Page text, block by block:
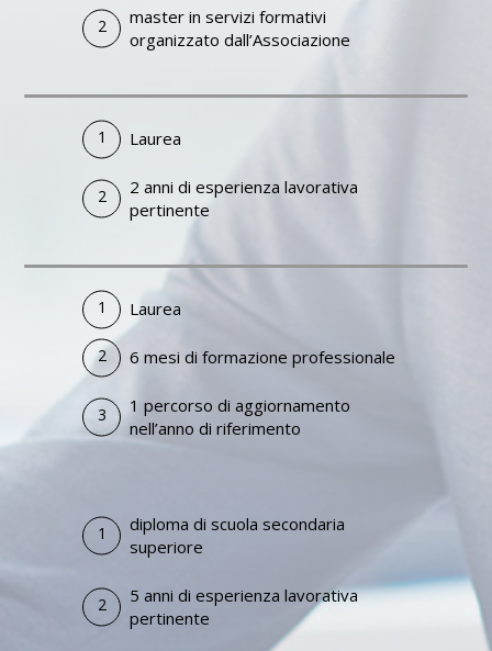
master in servizi formativi
organizzato dall’Associazione
Laurea
2 anni di esperienza lavorativa
pertinente
Laurea
6 mesi di formazione professionale
1 percorso di aggiornamento
nell’anno di riferimento
diploma di scuola secondaria
superiore
5 anni di esperienza lavorativa
pertinente